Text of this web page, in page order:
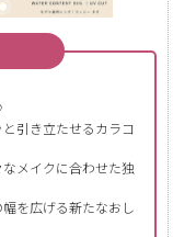
引き立たせるカラコ
メイクに合わせた独
を広げる新たなおし